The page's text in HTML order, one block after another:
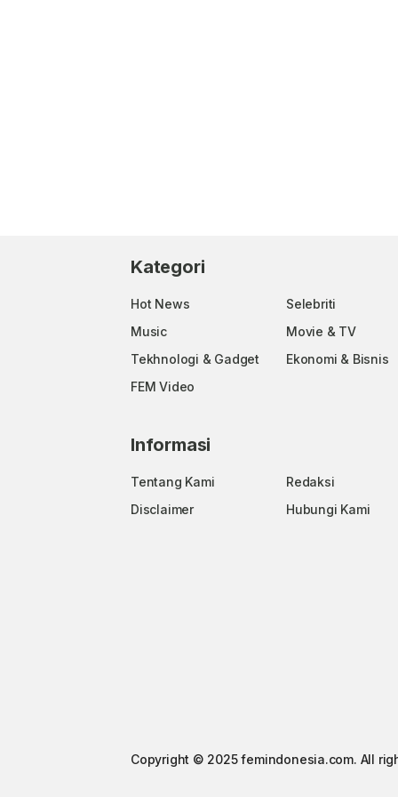
Kategori
Hot News
Selebriti
Music
Movie & TV
Tekhnologi & Gadget
Ekonomi & Bisnis
FEM Video
Informasi
Tentang Kami
Redaksi
Disclaimer
Hubungi Kami
Copyright © 2025 femindonesia.com. All